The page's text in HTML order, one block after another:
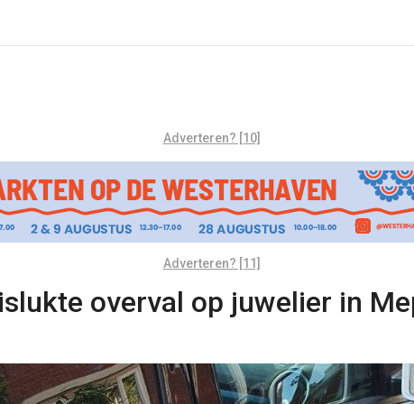
Adverteren? [10]
Adverteren? [11]
overval op juwelier in